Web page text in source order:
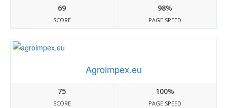
69
SCORE
98%
PAGE SPEED
Agroimpex.eu
75
SCORE
100%
PAGE SPEED